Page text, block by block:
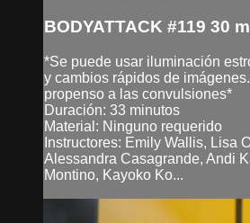
BODYATTACK #119 30
*Se puede usar iluminación
y cambios rápidos de
propenso a las convulsiones*
Duración: 33 minutos
Material: Ninguno requerido
Instructores: Emily Wallis, Lisa
Alessandra Casagrande, Andi
Montino, Kayoko Ko...